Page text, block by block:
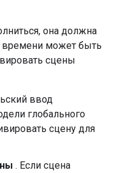
она должна
может быть
сцены
ввод
глобального
сцену для
. Если сцена